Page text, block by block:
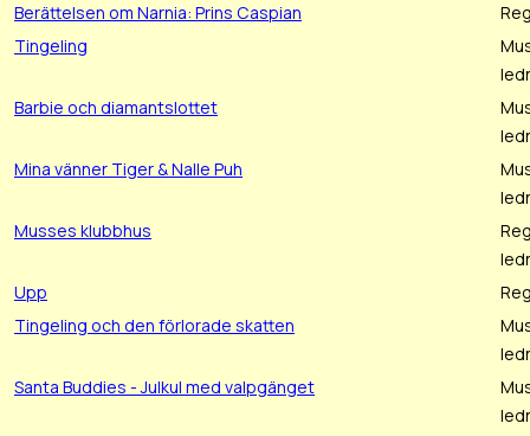
Berättelsen om Narnia: Prins Caspian
Tingeling
Barbie och diamantslottet
Mina vänner Tiger & Nalle Puh
Musses klubbhus
Upp
Tingeling och den förlorade skatten
Santa Buddies - Julkul med valpgänget